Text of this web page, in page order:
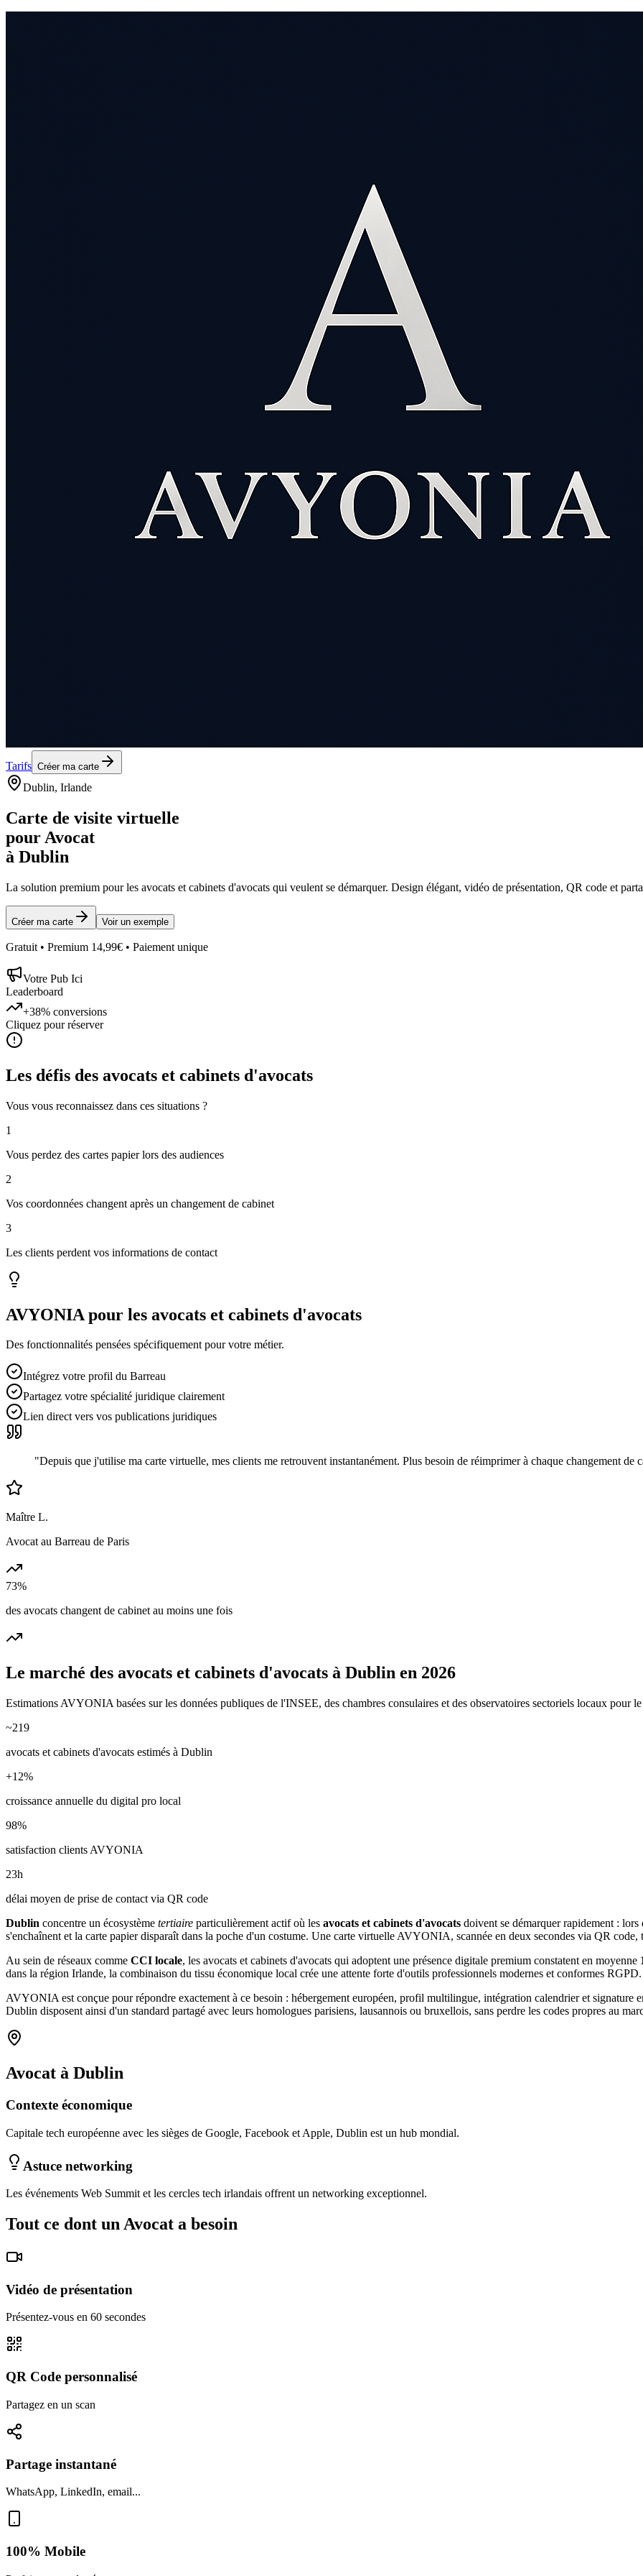
Tarifs Créer ma carte
Dublin, Irlande
Carte de visite virtuelle
pour Avocat
à Dublin
La solution premium pour les avocats et cabinets d'avocats qui veulent se démarquer. Design élégant, vidéo de présentation, QR code et
Créer ma carte Voir un exemple
Gratuit • Premium 14,99€ • Paiement unique
Votre Pub Ici
Leaderboard
+38% conversions
Cliquez pour réserver
Les défis des avocats et cabinets d'avocats
Vous vous reconnaissez dans ces situations ?
1
Vous perdez des cartes papier lors des audiences
2
Vos coordonnées changent après un changement de cabinet
3
Les clients perdent vos informations de contact
AVYONIA pour les avocats et cabinets d'avocats
Des fonctionnalités pensées spécifiquement pour votre métier.
Intégrez votre profil du Barreau
Partagez votre spécialité juridique clairement
Lien direct vers vos publications juridiques
"Depuis que j'utilise ma carte virtuelle, mes clients me retrouvent instantanément. Plus besoin de réimprimer à chaque changement de
Maître L.
Avocat au Barreau de Paris
73%
des avocats changent de cabinet au moins une fois
Le marché des avocats et cabinets d'avocats à Dublin en 2026
Estimations AVYONIA basées sur les données publiques de l'INSEE, des chambres consulaires et des observatoires sectoriels locaux pour
~219
avocats et cabinets d'avocats estimés à Dublin
+12%
croissance annuelle du digital pro local
98%
satisfaction clients AVYONIA
23h
délai moyen de prise de contact via QR code
Dublin concentre un écosystème tertiaire particulièrement actif où les avocats et cabinets d'avocats doivent se démarquer rapidement : lors
s'enchaînent et la carte papier disparaît dans la poche d'un costume. Une carte virtuelle AVYONIA, scannée en deux secondes via QR
Au sein de réseaux comme CCI locale, les avocats et cabinets d'avocats qui adoptent une présence digitale premium constatent en moyenne
dans la région Irlande, la combinaison du tissu économique local crée une attente forte d'outils professionnels modernes et conformes RGPD.
AVYONIA est conçue pour répondre exactement à ce besoin : hébergement européen, profil multilingue, intégration calendrier et signature
Dublin disposent ainsi d'un standard partagé avec leurs homologues parisiens, lausannois ou bruxellois, sans perdre les codes propres au
Avocat à Dublin
Contexte économique
Capitale tech européenne avec les sièges de Google, Facebook et Apple, Dublin est un hub mondial.
Astuce networking
Les événements Web Summit et les cercles tech irlandais offrent un networking exceptionnel.
Tout ce dont un Avocat a besoin
Vidéo de présentation
Présentez-vous en 60 secondes
QR Code personnalisé
Partagez en un scan
Partage instantané
WhatsApp, LinkedIn, email...
100% Mobile